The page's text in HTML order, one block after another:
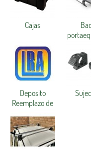
Cajas
Deposito
Reemplazo de